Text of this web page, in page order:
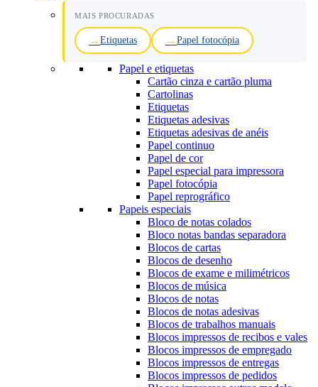
MAIS PROCURADAS
Etiquetas Papel fotocópia
Papel e etiquetas
Cartão cinza e cartão pluma
Cartolinas
Etiquetas
Etiquetas adesivas
Etiquetas adesivas de anéis
Papel continuo
Papel de cor
Papel especial para impressora
Papel fotocópia
Papel reprográfico
Papeis especiais
Bloco de notas colados
Bloco notas bandas separadora
Blocos de cartas
Blocos de desenho
Blocos de exame e milimétricos
Blocos de música
Blocos de notas
Blocos de notas adesivas
Blocos de trabalhos manuais
Blocos impressos de recibos e vales
Blocos impressos de empregado
Blocos impressos de entregas
Blocos impressos de pedidos